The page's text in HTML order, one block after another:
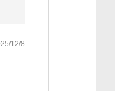
12/8